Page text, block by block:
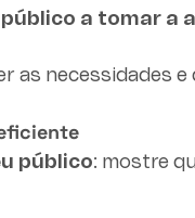
a tomar a
as necessidades
público: mostre